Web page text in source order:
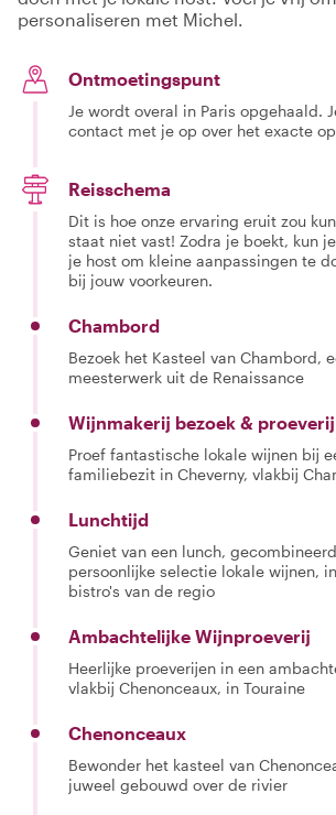
personaliseren met Michel.
Ontmoetingspunt
Je wordt overal in Paris opgehaald.
contact met je op over het exacte
Reisschema
Dit is hoe onze ervaring eruit zou
staat niet vast! Zodra je boekt, kun
je host om kleine aanpassingen te
bij jouw voorkeuren.
Chambord
Bezoek het Kasteel van Chambord,
meesterwerk uit de Renaissance
Wijnmakerij bezoek & proeverij
Proef fantastische lokale wijnen bij
familiebezit in Cheverny, vlakbij
Lunchtijd
Geniet van een lunch,
persoonlijke selectie lokale wijnen,
bistro's van de regio
Ambachtelijke Wijnproeverij
Heerlijke proeverijen in een
vlakbij Chenonceaux, in Touraine
Chenonceaux
Bewonder het kasteel van
juweel gebouwd over de rivier